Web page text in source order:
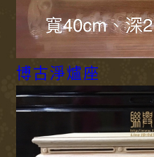
博古淨爐座